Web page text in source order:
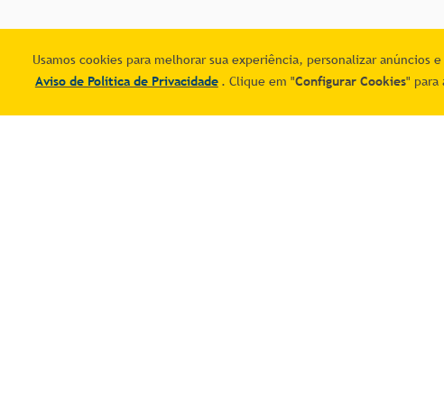
Usamos cookies para melhorar sua experiência, personalizar anúncios
Aviso de Política de Privacidade . Clique em "Configurar Cookies" para